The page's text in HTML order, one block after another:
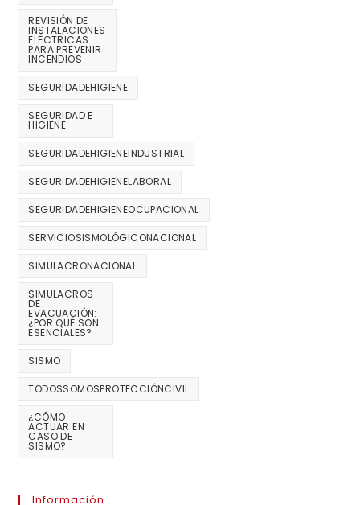
REVISIÓN DE
INSTALACIONES
ELÉCTRICAS
PARA PREVENIR
INCENDIOS
SEGURIDADEHIGIENE
SEGURIDAD E
HIGIENE
SEGURIDADEHIGIENEINDUSTRIAL
SEGURIDADEHIGIENELABORAL
SEGURIDADEHIGIENEOCUPACIONAL
SERVICIOSISMOLÓGICONACIONAL
SIMULACRONACIONAL
SIMULACROS
DE
EVACUACIÓN:
¿POR QUÉ SON
ESENCIALES?
SISMO
TODOSSOMOSPROTECCIÓNCIVIL
¿CÓMO
ACTUAR EN
CASO DE
SISMO?
Información